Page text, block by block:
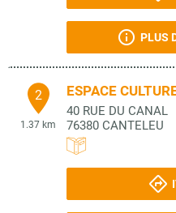
PLUS
2
1.37 km
ESPACE
40 RUE DU CANAL
76380 CANTELEU